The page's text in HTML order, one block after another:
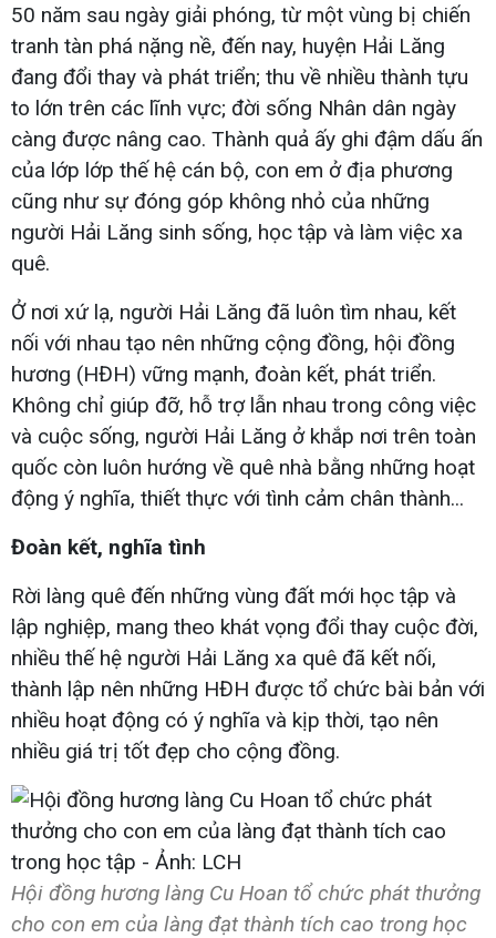
50 năm sau ngày giải phóng, từ một vùng bị chiến
tranh tàn phá nặng nề, đến nay, huyện Hải Lăng
đang đổi thay và phát triển; thu về nhiều thành tựu
to lớn trên các lĩnh vực; đời sống Nhân dân ngày
càng được nâng cao. Thành quả ấy ghi đậm dấu ấn
của lớp lớp thế hệ cán bộ, con em ở địa phương
cũng như sự đóng góp không nhỏ của những
người Hải Lăng sinh sống, học tập và làm việc xa
quê.
Ở nơi xứ lạ, người Hải Lăng đã luôn tìm nhau, kết
nối với nhau tạo nên những cộng đồng, hội đồng
hương (HĐH) vững mạnh, đoàn kết, phát triển.
Không chỉ giúp đỡ, hỗ trợ lẫn nhau trong công việc
và cuộc sống, người Hải Lăng ở khắp nơi trên toàn
quốc còn luôn hướng về quê nhà bằng những hoạt
động ý nghĩa, thiết thực với tình cảm chân thành...
Đoàn kết, nghĩa tình
Rời làng quê đến những vùng đất mới học tập và
lập nghiệp, mang theo khát vọng đổi thay cuộc đời,
nhiều thế hệ người Hải Lăng xa quê đã kết nối,
thành lập nên những HĐH được tổ chức bài bản với
nhiều hoạt động có ý nghĩa và kịp thời, tạo nên
nhiều giá trị tốt đẹp cho cộng đồng.
Hội đồng hương làng Cu Hoan tổ chức phát thưởng
cho con em của làng đạt thành tích cao trong học